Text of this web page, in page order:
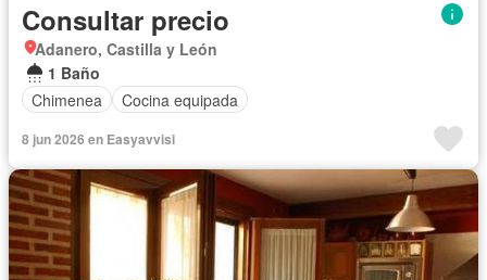
Consultar precio
Adanero, Castilla y León
1 Baño
Chimenea
Cocina equipada
8 jun 2026 en Easyavvisi